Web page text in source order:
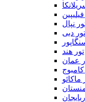
نپال
تور دبی
تور هند
عمان
کامبوج
ماکائو